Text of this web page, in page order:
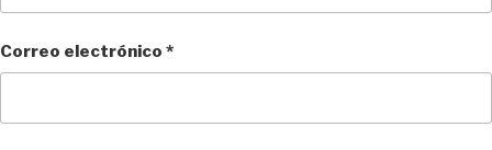
Correo electrónico *